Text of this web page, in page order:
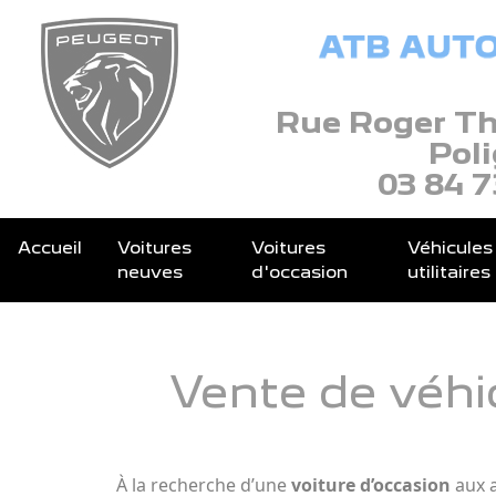
Rue Roger
03 84
Accueil
Voitures
neuves
Voitures
d'occasion
Véhicules
utilitaires
Vente de
À la recherche d’unevoiture d’occasion aux
Panneau de gestion des cookies